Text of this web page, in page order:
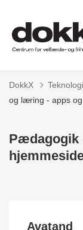
DokkX
og læring - apps
Pædagogik
Avatand